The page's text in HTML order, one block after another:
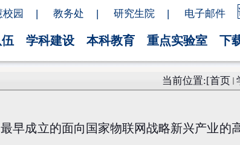
校园 | 教务处 | 研究生院 | 电子邮件
学科建设 本科教育 重点实验室 下
当前位置:[首页
早成立的面向国家物联网战略新兴产业的